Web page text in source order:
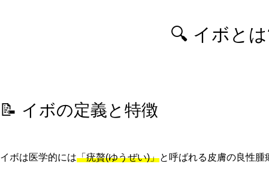
🔍 イボと
📝 イボの定義と特徴
イボは医学的には「疣贅(ゆうぜい)」と呼ばれる皮膚の良性腫